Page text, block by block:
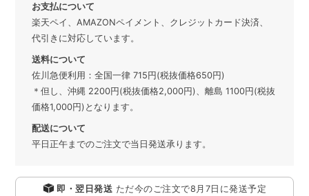
お支払について
楽天ペイ、AMAZONペイメント、クレジットカード決済、
代引きに対応しています。
送料について
佐川急便利用：全国一律 715円(税抜価格650円)
＊但し、沖縄 2200円(税抜価格2,000円)、離島 1100円(税抜
価格1,000円)となります。
配送について
平日正午までのご注文で当日発送承ります。
即・翌日発送 ただ今のご注文で8月7日 に発送予定